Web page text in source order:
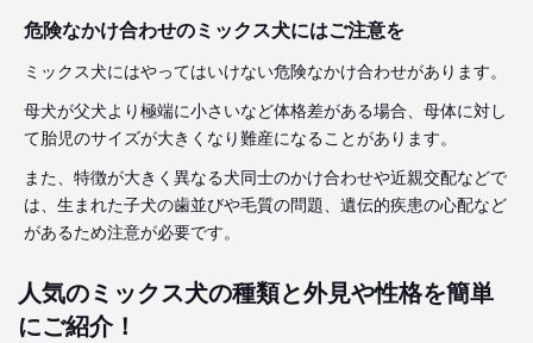
危険なかけ合わせのミックス犬にはご注意を
ミックス犬にはやってはいけない危険なかけ合わせがあります。
母犬が父犬より極端に小さいなど体格差がある場合、母体に対し
て胎児のサイズが大きくなり難産になることがあります。
また、特徴が大きく異なる犬同士のかけ合わせや近親交配などで
は、生まれた子犬の歯並びや毛質の問題、遺伝的疾患の心配など
があるため注意が必要です。
人気のミックス犬の種類と外見や性格を簡単
にご紹介！